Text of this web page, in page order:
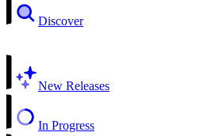
Discover
New Releases
In Progress